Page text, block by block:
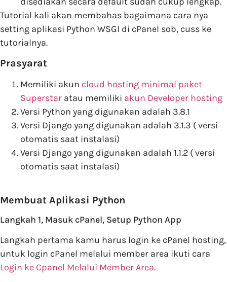
Tutorial kali akan membahas bagaimana cara nya
setting aplikasi Python WSGI di cPanel sob, cuss ke
tutorialnya.
Prasyarat
Memiliki akun cloud hosting minimal paket
Superstar atau memiliki akun Developer hosting
Versi Python yang digunakan adalah 3.8.1
Versi Django yang digunakan adalah 3.1.3 ( versi
otomatis saat instalasi)
Versi Django yang digunakan adalah 1.1.2 ( versi
otomatis saat instalasi)
Membuat Aplikasi Python
Langkah 1, Masuk cPanel, Setup Python App
Langkah pertama kamu harus login ke cPanel hosting,
untuk login cPanel melalui member area ikuti cara
Login ke Cpanel Melalui Member Area.